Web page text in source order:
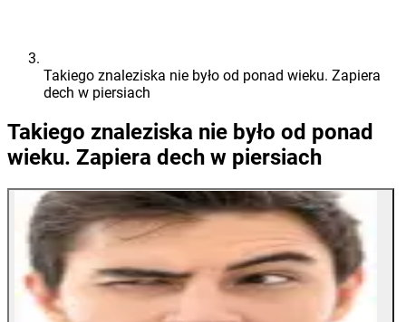
Takiego znaleziska nie było od ponad wieku. Zapiera
dech w piersiach
Takiego znaleziska nie było od ponad
wieku. Zapiera dech w piersiach